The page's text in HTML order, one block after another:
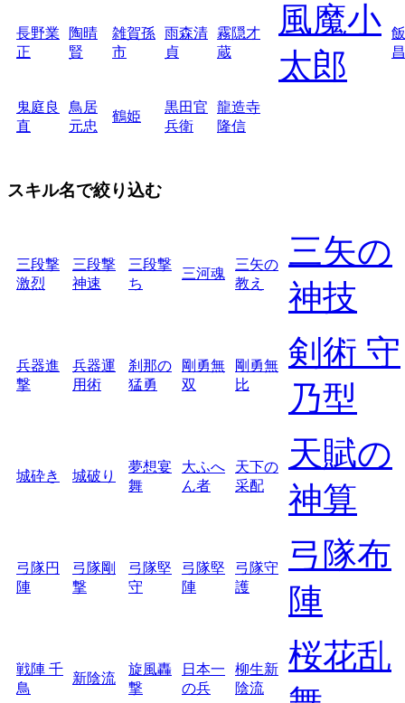
長野業
正
陶晴
賢
雑賀孫
市
雨森清
貞
霧隠才
蔵
風魔小
太郎
昌
鬼庭良
直
鳥居
元忠
鶴姫
黒田官
兵衛
龍造寺
隆信
スキル名で絞り込む
三段撃
激烈
三段撃
神速
三段撃
ち
三河魂
三矢の
教え
三矢の
神技
兵器進
撃
兵器運
用術
刹那の
猛勇
剛勇無
双
剛勇無
比
剣術 守
乃型
城砕き 城破り
夢想宴
舞
大ふへ
ん者
天下の
采配
天賦の
神算
弓隊円
陣
弓隊剛
撃
弓隊堅
守
弓隊堅
陣
弓隊守
護
弓隊布
陣
戦陣 千
鳥
新陰流
旋風轟
撃
日本一
の兵
柳生新
陰流
桜花乱